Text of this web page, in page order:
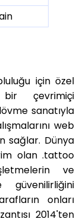
için özel
çevrimiçi
sanatıyla
web
sağlar. Dünya
olan .tattoo
ve
güvenilirliğini
onları
2014'ten